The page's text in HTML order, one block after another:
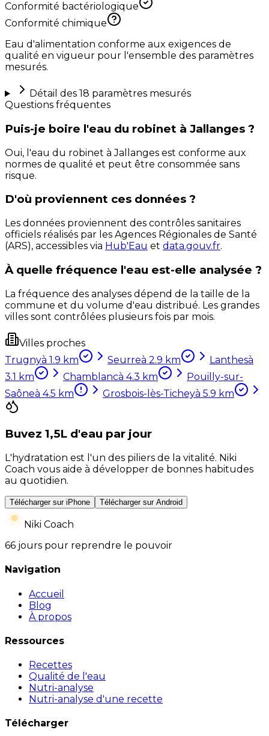
Conformité bactériologique
Conformité chimique
Eau d'alimentation conforme aux exigences de
qualité en vigueur pour l'ensemble des paramètres
mesurés.
Détail des 18 paramètres mesurés
Questions fréquentes
Puis-je boire l'eau du robinet à Jallanges ?
Oui, l'eau du robinet à Jallanges est conforme aux
normes de qualité et peut être consommée sans
risque.
D'où proviennent ces données ?
Les données proviennent des contrôles sanitaires
officiels réalisés par les Agences Régionales de Santé
(ARS), accessibles via Hub'Eau et data.gouv.fr.
À quelle fréquence l'eau est-elle analysée ?
La fréquence des analyses dépend de la taille de la
commune et du volume d'eau distribué. Les grandes
villes sont contrôlées plusieurs fois par mois.
Villes proches
Trugnyà 1.9 km Seurreà 2.9 km Lanthesà
3.1 km Chamblancà 4.3 km
Pouilly-sur-
Saôneà 4.5 km Grosbois-lès-Ticheyà 5.9 km
Buvez 1,5L d'eau par jour
L'hydratation est l'un des piliers de la vitalité. Niki
Coach vous aide à développer de bonnes habitudes
au quotidien.
Télécharger sur iPhone Télécharger sur Android
Niki Coach
66 jours pour reprendre le pouvoir
Navigation
Accueil
Blog
À propos
Ressources
Recettes
Qualité de l'eau
Nutri-analyse
Nutri-analyse d'une recette
Télécharger